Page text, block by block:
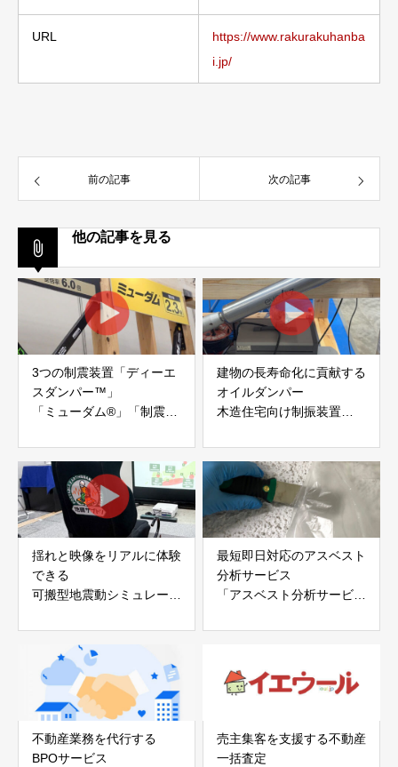
URL
https://www.rakurakuhanba
i.jp/
前の記事 次の記事
他の記事を見る
3つの制震装置「ディーエ
スダンパー™」
「ミューダム®」「制震テ
アイディールブレーン株式
会社
建物の長寿命化に貢献する
オイルダンパー
木造住宅向け制振装置
株式会社evoltz
揺れと映像をリアルに体験
できる
可搬型地震動シミュレータ
白山工業株式会社
最短即日対応のアスベスト
分析サービス
「アスベスト分析サービ
不動産業務を代行する
BPOサービス
売主集客を支援する不動産
一括査定